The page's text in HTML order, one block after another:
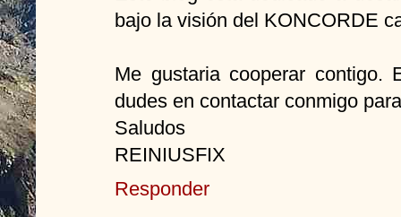
bajo la visión del KONCORDE
Me gustaria cooperar
dudes en contactar conmigo
Saludos
REINIUSFIX
Responder